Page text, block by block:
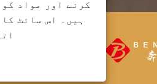
کرنے اور مواد
ہیں۔ اس سائٹ